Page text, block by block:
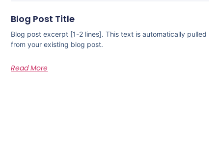
Blog Post Title
Blog post excerpt [1-2 lines]. This text is automatically pulled
from your existing blog post.
Read More